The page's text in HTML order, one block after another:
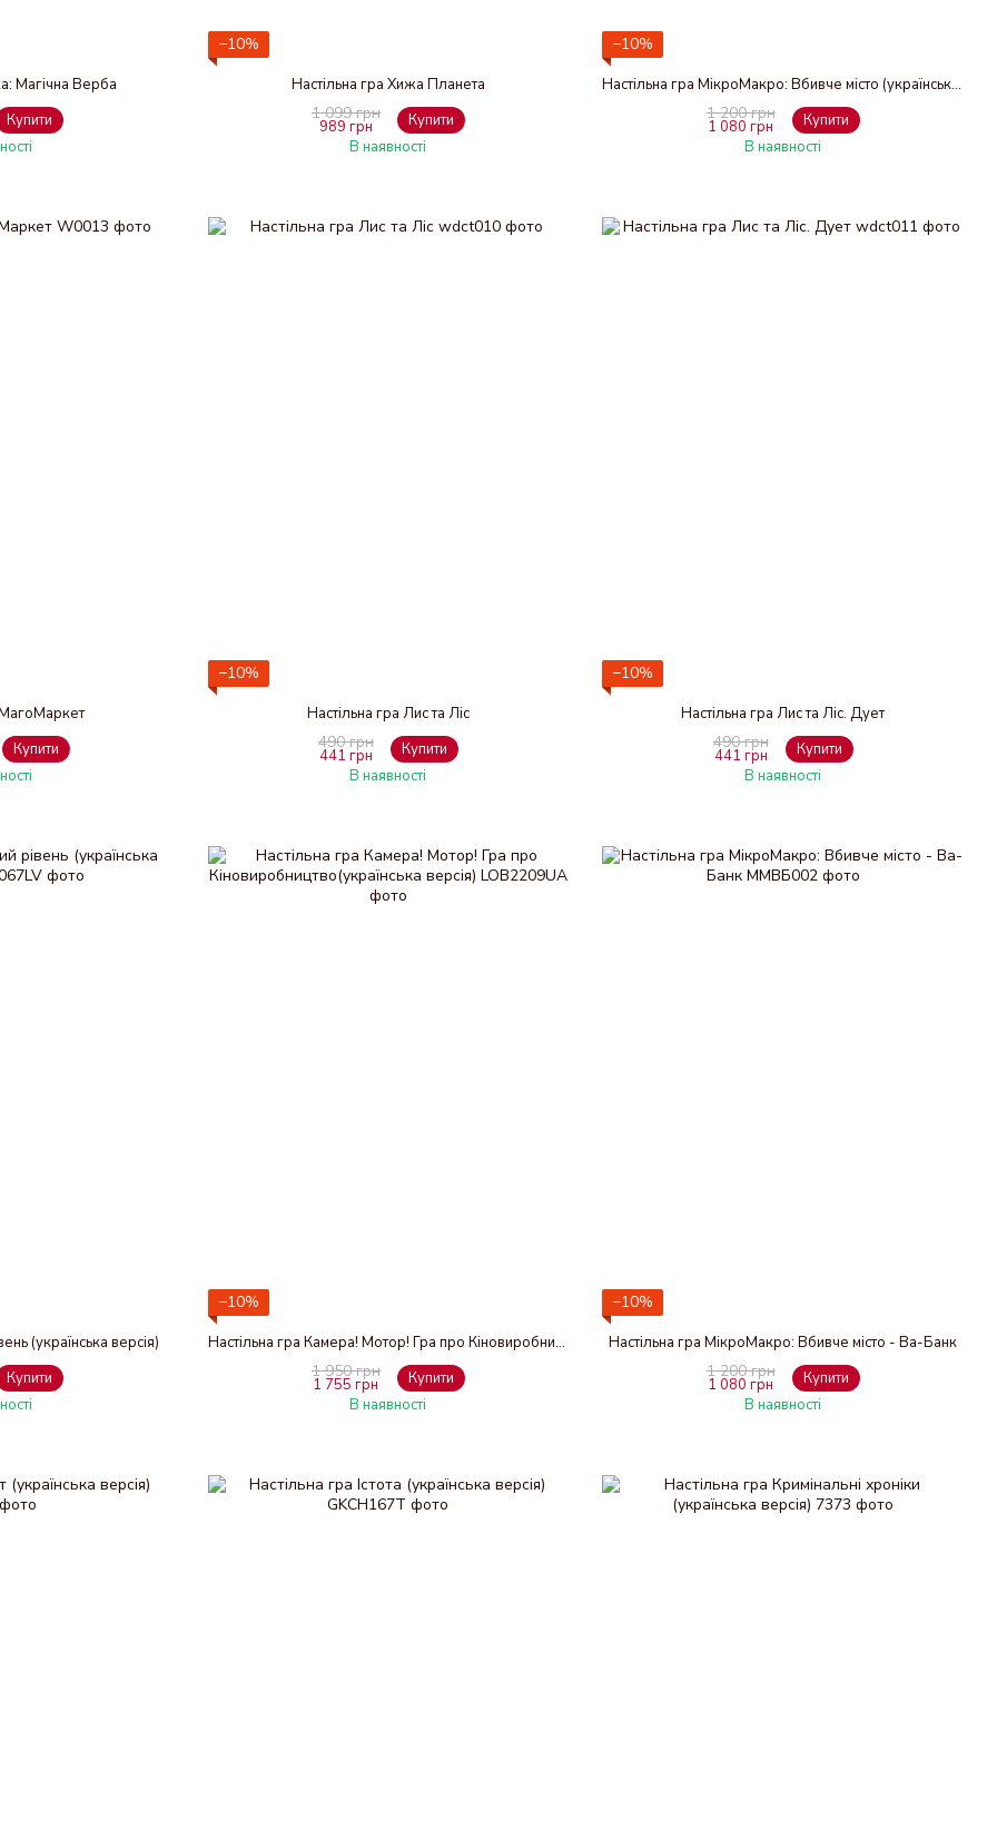
Магічна Верба
Купити
−10%
Настільна гра Хижа Планета
1 099 грн
989 грн
Купити
В наявності
−10%
Настільна гра МікроМакро: Вбивче місто (українська версія)
1 200 грн
1 080 грн
Купити
В наявності
МагоМаркет
Купити
−10%
Настільна гра Лис та Ліс
490 грн
441 грн
Купити
В наявності
−10%
Настільна гра Лис та Ліс. Дует
490 грн
441 грн
Купити
В наявності
(українська версія)
Купити
−10%
Настільна гра Камера! Мотор! Гра про Кіновиробництво(українська версія)
1 950 грн
1 755 грн
Купити
В наявності
−10%
Настільна гра МікроМакро: Вбивче місто - Ва-Банк
1 200 грн
1 080 грн
Купити
В наявності